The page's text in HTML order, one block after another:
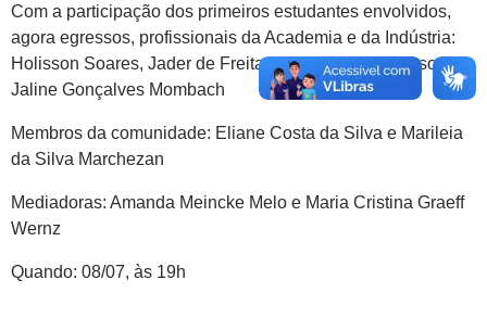
Com a participação dos primeiros estudantes envolvidos,
agora egressos, profissionais da Academia e da Indústria:
Holisson Soares, Jader de Freitas Saldanha e professora
Jaline Gonçalves Mombach
Membros da comunidade: Eliane Costa da Silva e Marileia
da Silva Marchezan
Mediadoras: Amanda Meincke Melo e Maria Cristina Graeff
Wernz
Quando: 08/07, às 19h